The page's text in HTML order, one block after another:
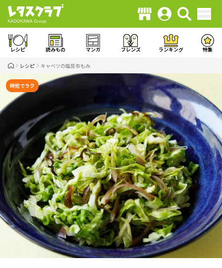
レシピ 読みもの マンガ フレンズ ランキング 特集
レシピ キャベツの塩昆布もみ
時短でラク